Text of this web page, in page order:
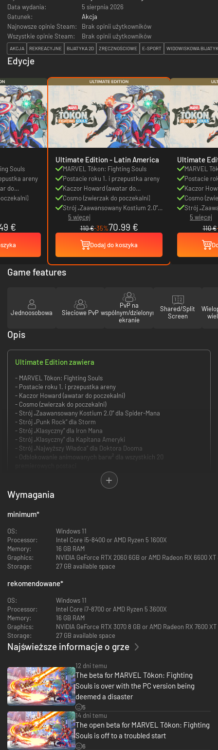
Data wydania:
5 sierpnia 2026
Gatunek:
Akcja
Najnowsze opinie Steam:
Brak opinii użytkowników
Wszystkie opinie Steam:
Brak opinii użytkowników
AKCJA REKREACYJNE BIJATYKA 2D ZRĘCZNOŚCIOWE E-SPORT WIDOWISKOWA
Edycje
Souls
areny
do
€
Ultimate Edition - Latin America
MARVEL Tōkon: Fighting Souls
Postacie roku 1. i przepustka areny
Kaczor Howard (awatar do
poczekalni)
Cosmo (zwierzak do poczekalni)
Strój „Zaawansowany Kostium 2.0”
dla Spider-Mana
5 więcej
110 €-35%70.99 €
Dodaj do koszyka
MARVEL
Postacie
Kaczor
poczekalni)
Cosmo
Strój
dla Spider-
5 więcej
110 €
Game features
Jednoosobowa Sieciowe PvP
PvP na
wspólnym/dzielonym
ekranie
Shared/Split
Screen
Opis
Ultimate Edition zawiera
- MARVEL Tōkon: Fighting Souls
- Postacie roku 1. i przepustka areny
- Kaczor Howard (awatar do poczekalni)
- Cosmo (zwierzak do poczekalni)
- Strój „Zaawansowany Kostium 2.0” dla Spider-Mana
- Strój „Punk Rock” dla Storm
- Strój „Klasyczny” dla Iron Mana
- Strój „Klasyczny” dla Kapitana Ameryki
- Strój „Najwyższy Władca” dla Doktora Dooma
- Odblokowanie animowanych barw² dla wszystkich 20
MARVEL Tōkon: Fighting Souls
Zbierz drużynę legendarnych Marvelowskich bohaterów i weź udział w
ostatecznym starciu drużynowym 4 na 4 od PlayStation Studios, Arc
System Works i Marvel Games.
Pora stworzyć drużynę marzeń i pokonać wrogów podczas dynamicznych
walk 4 na 4. Wybieraj spośród 20 znanych postaci z uniwersum Marvela w
momencie premiery. Każda z nich została stworzona w nowym,
składających się zarówno z bohaterów, jak i złoczyńców.
Eksperymentuj ze składami drużyn, by odkrywać nowe kombinacje,
Wymagania
minimum*
OS:
Windows 11
Processor:
Intel Core i5-8400 or AMD Ryzen 5 1600X
Memory:
16 GB RAM
Graphics:
NVIDIA GeForce RTX 2060 6GB or AMD Radeon RX 6600 XT
Storage:
27 GB available space
rekomendowane*
OS:
Windows 11
Processor:
Intel Core i7-8700 or AMD Ryzen 5 3600X
Memory:
16 GB RAM
Graphics:
NVIDIA GeForce RTX 3070 8 GB or AMD Radeon RX 7600 XT
Storage:
27 GB available space
Najświeższe informacje o grze
12 dni temu
The beta for MARVEL Tōkon: Fighting
Souls is over with the PC version being
deemed a disaster
5
14 dni temu
The open beta for MARVEL Tōkon: Fighting
Souls is off to a troubled start
6